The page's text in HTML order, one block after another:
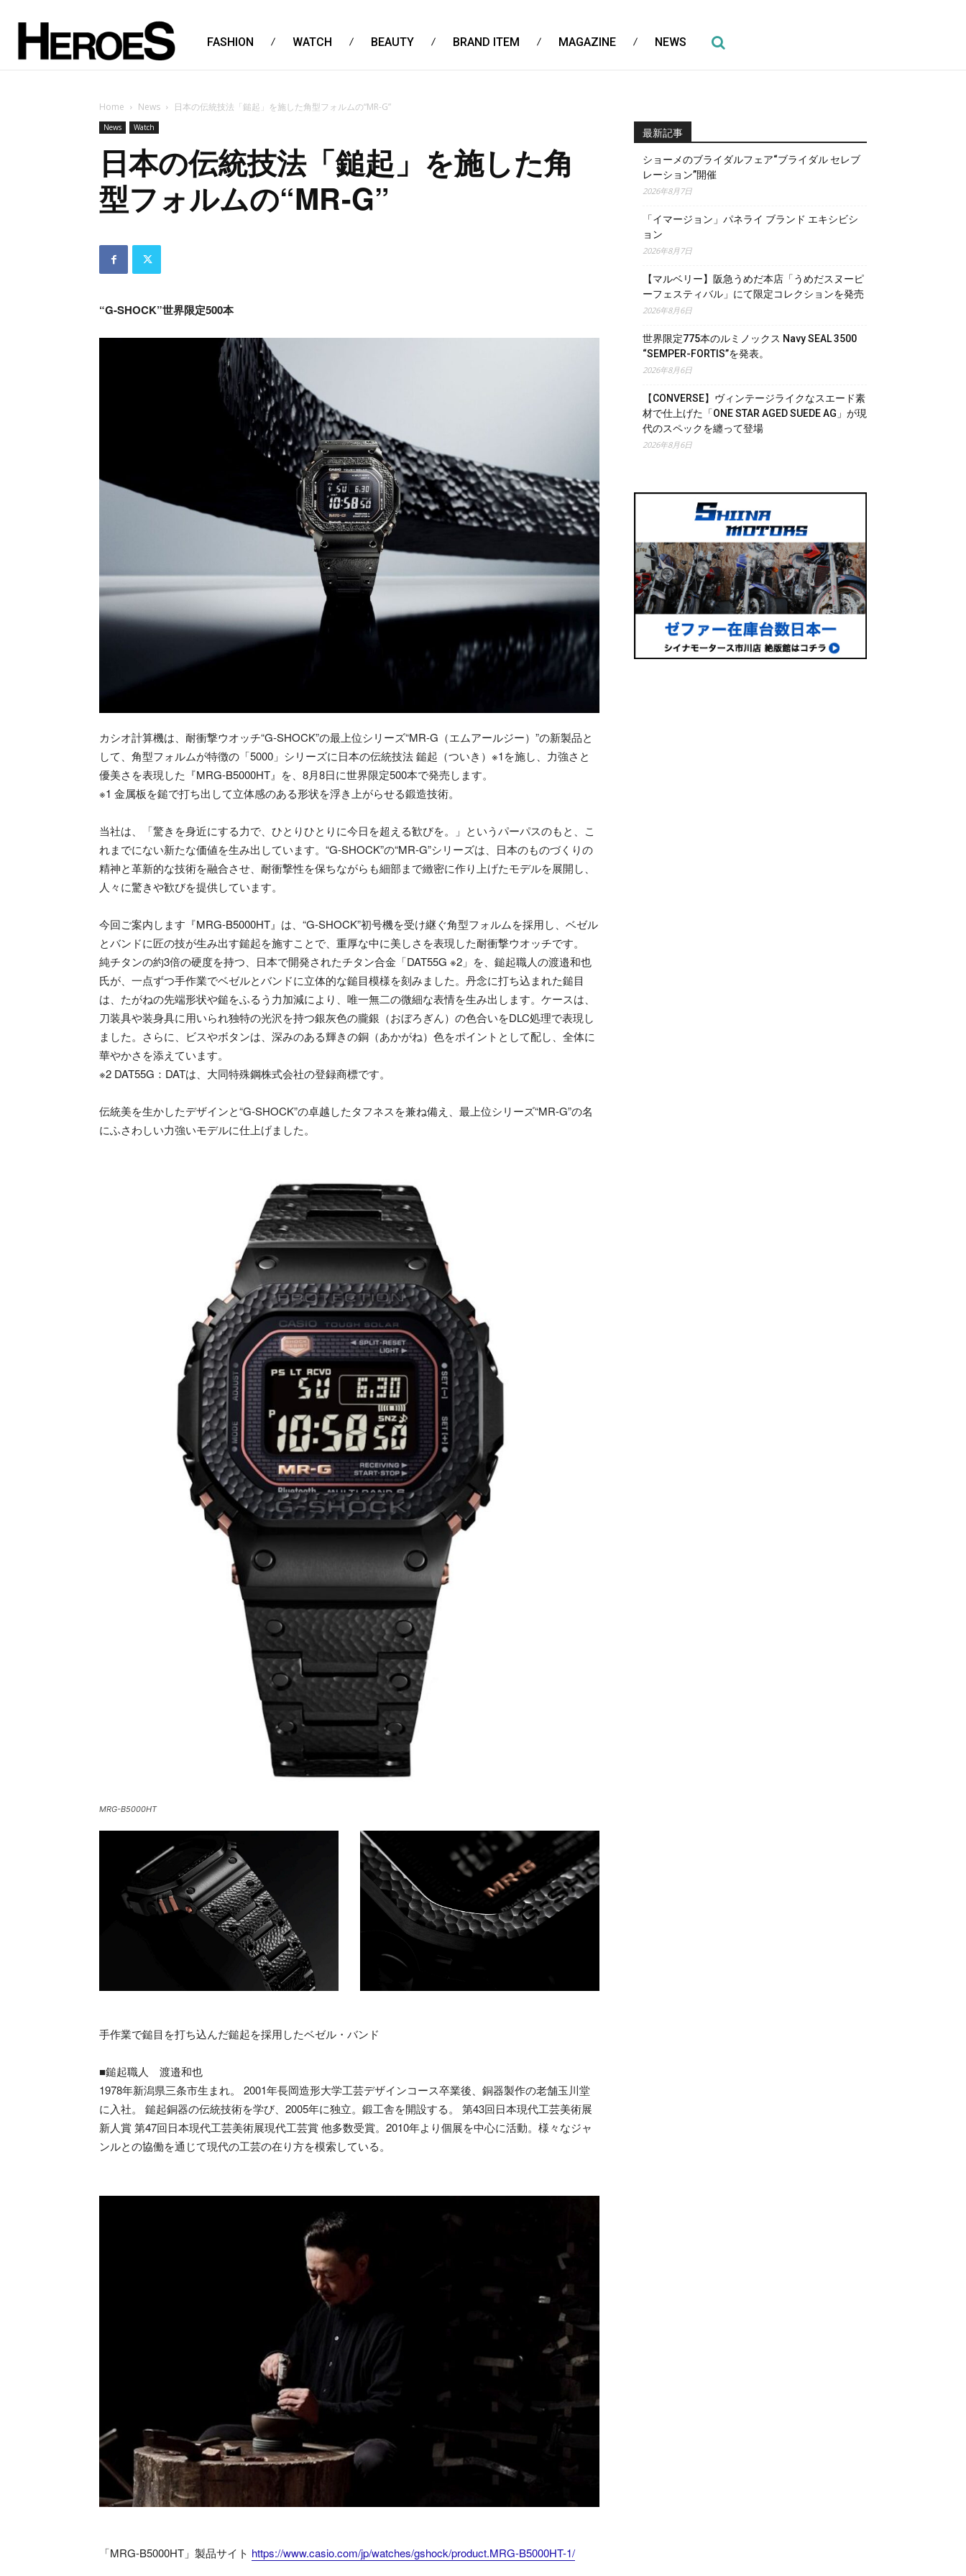
FASHION WATCH BEAUTY BRAND ITEM MAGAZINE NEWS
Home News 日本の伝統技法「鎚起」を施した角型フォルムの“MR-G”
News Watch
日本の伝統技法「鎚起」を施した角
型フォルムの“MR-G”
“G-SHOCK”世界限定500本
カシオ計算機は、耐衝撃ウオッチ“G-SHOCK”の最上位シリーズ“MR-G（エムアールジー）”の新製品と
して、角型フォルムが特徴の「5000」シリーズに日本の伝統技法 鎚起（ついき）※1を施し、力強さと
優美さを表現した『MRG-B5000HT』を、8月8日に世界限定500本で発売します。
※1 金属板を鎚で打ち出して立体感のある形状を浮き上がらせる鍛造技術。
当社は、「驚きを身近にする力で、ひとりひとりに今日を超える歓びを。」というパーパスのもと、こ
れまでにない新たな価値を生み出しています。“G-SHOCK”の“MR-G”シリーズは、日本のものづくりの
精神と革新的な技術を融合させ、耐衝撃性を保ちながらも細部まで緻密に作り上げたモデルを展開し、
人々に驚きや歓びを提供しています。
今回ご案内します『MRG-B5000HT』は、“G-SHOCK”初号機を受け継ぐ角型フォルムを採用し、ベゼル
とバンドに匠の技が生み出す鎚起を施すことで、重厚な中に美しさを表現した耐衝撃ウオッチです。
純チタンの約3倍の硬度を持つ、日本で開発されたチタン合金「DAT55G ※2」を、鎚起職人の渡邉和也
氏が、一点ずつ手作業でベゼルとバンドに立体的な鎚目模様を刻みました。丹念に打ち込まれた鎚目
は、たがねの先端形状や鎚をふるう力加減により、唯一無二の微細な表情を生み出します。ケースは、
刀装具や装身具に用いられ独特の光沢を持つ銀灰色の朧銀（おぼろぎん）の色合いをDLC処理で表現し
ました。さらに、ビスやボタンは、深みのある輝きの銅（あかがね）色をポイントとして配し、全体に
華やかさを添えています。
※2 DAT55G：DATは、大同特殊鋼株式会社の登録商標です。
伝統美を生かしたデザインと“G-SHOCK”の卓越したタフネスを兼ね備え、最上位シリーズ“MR-G”の名
にふさわしい力強いモデルに仕上げました。
MRG-B5000HT
手作業で鎚目を打ち込んだ鎚起を採用したベゼル・バンド
■鎚起職人 渡邉和也
1978年新潟県三条市生まれ。 2001年長岡造形大学工芸デザインコース卒業後、銅器製作の老舗玉川堂
に入社。 鎚起銅器の伝統技術を学び、2005年に独立。鍛工舎を開設する。 第43回日本現代工芸美術展
新人賞 第47回日本現代工芸美術展現代工芸賞 他多数受賞。2010年より個展を中心に活動。様々なジャ
ンルとの協働を通じて現代の工芸の在り方を模索している。
「MRG-B5000HT」製品サイト https://www.casio.com/jp/watches/gshock/product.MRG-B5000HT-1/
最新記事
ショーメのブライダルフェア“ブライダル セレブ
レーション”開催
2026年8月7日
「イマージョン」パネライ ブランド エキシビシ
ョン
2026年8月7日
【マルベリー】阪急うめだ本店「うめだスヌーピ
ーフェスティバル」にて限定コレクションを発売
2026年8月6日
世界限定775本のルミノックス Navy SEAL 3500
“SEMPER-FORTIS”を発表。
2026年8月6日
【CONVERSE】ヴィンテージライクなスエード素
材で仕上げた「ONE STAR AGED SUEDE AG」が現
代のスペックを纏って登場
2026年8月6日